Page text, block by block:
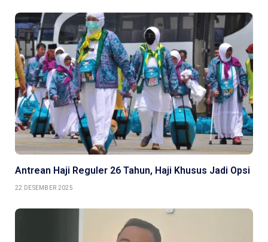
Antrean Haji Reguler 26 Tahun, Haji Khusus Jadi Opsi
22 DESEMBER 2025